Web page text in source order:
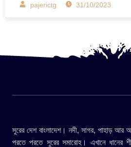
pajerictg 31/10/2023
সুরের দেশ বাংলাদেশ। নদী, সাগর, পাহাড়
পরতে পরতে সুরের সমারোহ। এখানে ধানের